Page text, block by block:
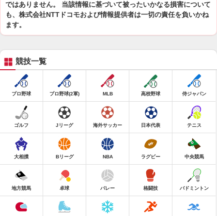
ではありません。 当該情報に基づいて被ったいかなる損害について
も、株式会社NTTドコモおよび情報提供者は一切の責任を負いかね
ます。
競技一覧
プロ野球 プロ野球(2軍) MLB 高校野球 侍ジャパン
ゴルフ Jリーグ 海外サッカー 日本代表 テニス
大相撲 Bリーグ NBA ラグビー 中央競馬
地方競馬 卓球 バレー 格闘技 バドミントン